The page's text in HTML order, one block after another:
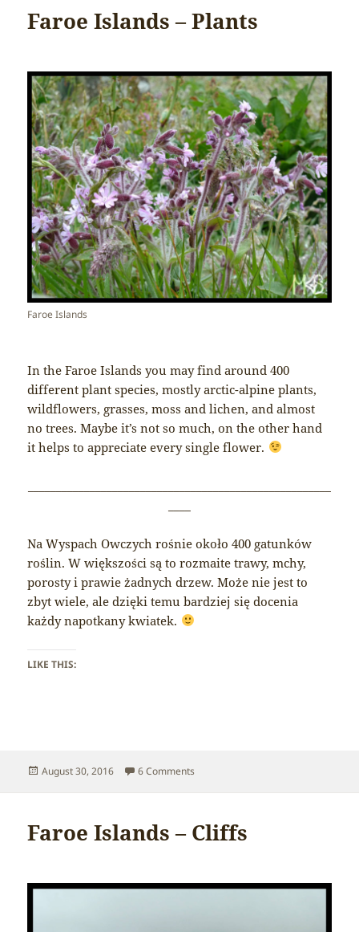
Faroe Islands – Plants
Faroe Islands
In the Faroe Islands you may find around 400
different plant species, mostly arctic-alpine plants,
wildflowers, grasses, moss and lichen, and almost
no trees. Maybe it’s not so much, on the other hand
it helps to appreciate every single flower.
Na Wyspach Owczych rośnie około 400 gatunków
roślin. W większości są to rozmaite trawy, mchy,
porosty i prawie żadnych drzew. Może nie jest to
zbyt wiele, ale dzięki temu bardziej się docenia
każdy napotkany kwiatek.
LIKE THIS:
Posted
August 30, 2016 6 Comments
Faroe Islands – Cliffs